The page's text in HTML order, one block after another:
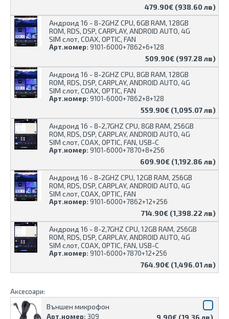
479.90€ (938.60 лв)
509.90€ (997.28 лв)
Андроид 16 - 8-2GHZ CPU, 6GB RAM, 128GB
ROM, RDS, DSP, CARPLAY, ANDROID AUTO, 4G
SIM слот, COAX, OPTIC, FAN
Арт.номер: 9101-6000+7862+6+128
559.90€ (1,095.07 лв)
Андроид 16 - 8-2GHZ CPU, 8GB RAM, 128GB
ROM, RDS, DSP, CARPLAY, ANDROID AUTO, 4G
SIM слот, COAX, OPTIC, FAN
Арт.номер: 9101-6000+7862+8+128
609.90€ (1,192.86 лв)
Андроид 16 - 8-2,7GHZ CPU, 8GB RAM, 256GB
ROM, RDS, DSP, CARPLAY, ANDROID AUTO, 4G
SIM слот, COAX, OPTIC, FAN, USB-C
Арт.номер: 9101-6000+7870+8+256
714.90€ (1,398.22 лв)
Андроид 16 - 8-2GHZ CPU, 12GB RAM, 256GB
ROM, RDS, DSP, CARPLAY, ANDROID AUTO, 4G
SIM слот, COAX, OPTIC, FAN
Арт.номер: 9101-6000+7862+12+256
764.90€ (1,496.01 лв)
Андроид 16 - 8-2,7GHZ CPU, 12GB RAM, 256GB
ROM, RDS, DSP, CARPLAY, ANDROID AUTO, 4G
SIM слот, COAX, OPTIC, FAN, USB-C
Арт.номер: 9101-6000+7870+12+256
Аксесоари:
Външен микрофон
Арт.номер: 309 9.90€ (19.36 лв)